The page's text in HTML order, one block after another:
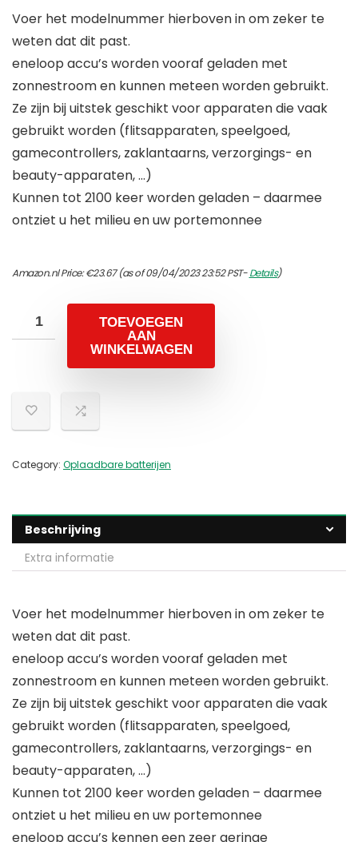
Voer het modelnummer hierboven in om zeker te
weten dat dit past.
eneloop accu’s worden vooraf geladen met
zonnestroom en kunnen meteen worden gebruikt.
Ze zijn bij uitstek geschikt voor apparaten die vaak
gebruikt worden (flitsapparaten, speelgoed,
gamecontrollers, zaklantaarns, verzorgings- en
beauty-apparaten, …)
Kunnen tot 2100 keer worden geladen – daarmee
ontziet u het milieu en uw portemonnee
Amazon.nl Price:€23.67(as of 09/04/2023 23:52 PST-Details)
TOEVOEGEN
AAN
WINKELWAGEN
Category: Oplaadbare batterijen
Beschrijving
Extra informatie
Voer het modelnummer hierboven in om zeker te
weten dat dit past.
eneloop accu’s worden vooraf geladen met
zonnestroom en kunnen meteen worden gebruikt.
Ze zijn bij uitstek geschikt voor apparaten die vaak
gebruikt worden (flitsapparaten, speelgoed,
gamecontrollers, zaklantaarns, verzorgings- en
beauty-apparaten, …)
Kunnen tot 2100 keer worden geladen – daarmee
ontziet u het milieu en uw portemonnee
eneloop accu’s kennen een zeer geringe